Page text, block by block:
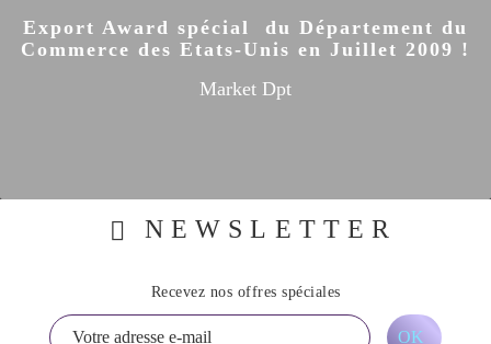
Export Award spécial du Département du
Commerce des Etats-Unis en Juillet 2009 !
Market Dpt
NEWSLETTER
Recevez nos offres spéciales